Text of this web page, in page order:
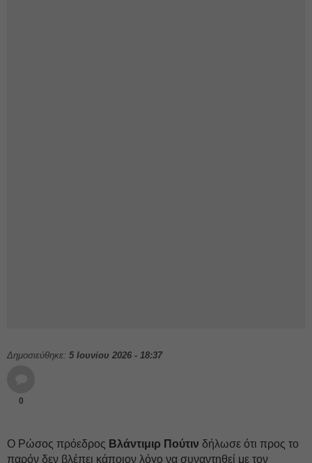
Δημοσιεύθηκε: 5 Ιουνίου 2026 - 18:37
0
Ο Ρώσος πρόεδρος Βλάντιμιρ Πούτιν δήλωσε ότι προς το
παρόν δεν βλέπει κάποιον λόγο να συναντηθεί με τον